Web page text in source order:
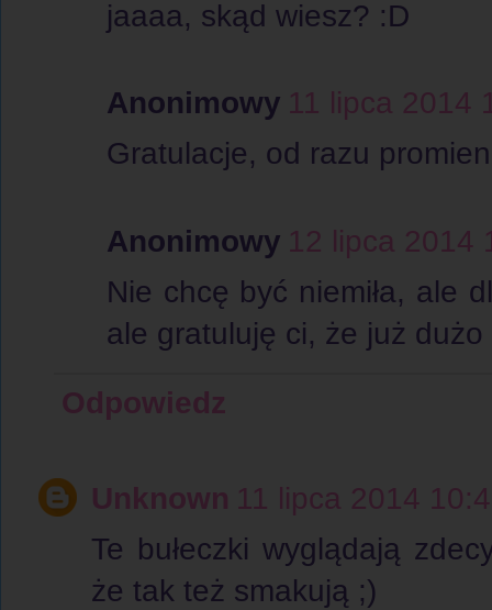
jaaaa, skąd wiesz? :D
Anonimowy 11 lipca 2014
Gratulacje, od razu
Anonimowy 12 lipca 2014
Nie chcę być niemiła, ale
ale gratuluję ci, że już dużo
Odpowiedz
Unknown 11 lipca 2014
Te bułeczki wyglądają
że tak też smakują ;)